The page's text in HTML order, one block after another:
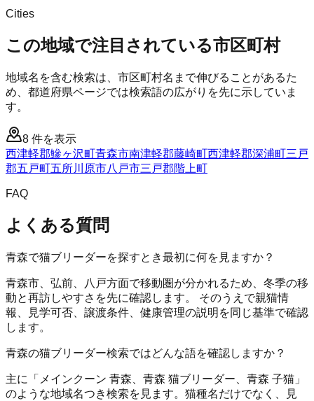
Cities
この地域で注目されている市区町村
地域名を含む検索は、市区町村名まで伸びることがあるた
め、都道府県ページでは検索語の広がりを先に示していま
す。
8 件を表示
西津軽郡鰺ヶ沢町青森市南津軽郡藤崎町西津軽郡深浦町三戸
郡五戸町五所川原市八戸市三戸郡階上町
FAQ
よくある質問
青森で猫ブリーダーを探すとき最初に何を見ますか？
青森市、弘前、八戸方面で移動圏が分かれるため、冬季の移
動と再訪しやすさを先に確認します。 そのうえで親猫情
報、見学可否、譲渡条件、健康管理の説明を同じ基準で確認
します。
青森の猫ブリーダー検索ではどんな語を確認しますか？
主に「メインクーン 青森、青森 猫ブリーダー、青森 子猫」
のような地域名つき検索を見ます。猫種名だけでなく、見